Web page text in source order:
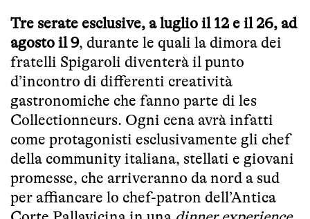
Tre serate esclusive, a luglio il 12 e il 26, ad
agosto il 9, durante le quali la dimora dei
fratelli Spigaroli diventerà il punto
d’incontro di differenti creatività
gastronomiche che fanno parte di les
Collectionneurs. Ogni cena avrà infatti
come protagonisti esclusivamente gli chef
della community italiana, stellati e giovani
promesse, che arriveranno da nord a sud
per affiancare lo chef-patron dell’Antica